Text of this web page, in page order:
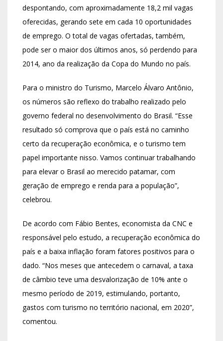
despontando, com aproximadamente 18,2 mil vagas
oferecidas, gerando sete em cada 10 oportunidades
de emprego. O total de vagas ofertadas, também,
pode ser o maior dos últimos anos, só perdendo para
2014, ano da realização da Copa do Mundo no país.
Para o ministro do Turismo, Marcelo Álvaro Antônio,
os números são reflexo do trabalho realizado pelo
governo federal no desenvolvimento do Brasil. “Esse
resultado só comprova que o país está no caminho
certo da recuperação econômica, e o turismo tem
papel importante nisso. Vamos continuar trabalhando
para elevar o Brasil ao merecido patamar, com
geração de emprego e renda para a população”,
celebrou.
De acordo com Fábio Bentes, economista da CNC e
responsável pelo estudo, a recuperação econômica do
país e a baixa inflação foram fatores positivos para o
dado. “Nos meses que antecedem o carnaval, a taxa
de câmbio teve uma desvalorização de 10% ante o
mesmo período de 2019, estimulando, portanto,
gastos com turismo no território nacional, em 2020”,
comentou.